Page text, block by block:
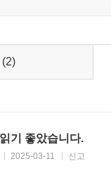
(2)
기 좋았습니다.
2025-03-11 신고